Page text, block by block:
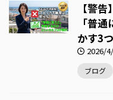
【警
「普
かす3
2026/
ブログ